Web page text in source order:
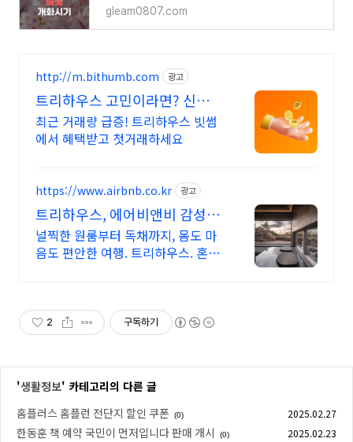
gleam0807.com
http://m.bithumb.com 광고
트리하우스 고민이라면? 신규
가입 시 5만원 혜택
최근 거래량 급증! 트리하우스 빗썸
에서 혜택받고 첫거래하세요
https://www.airbnb.co.kr 광고
트리하우스, 에어비앤비 감성 제
주 스테이
널찍한 원룸부터 독채까지, 몸도 마
음도 편안한 여행. 트리하우스. 혼자
2 구독하기
'생활정보' 카테고리의 다른 글
홈플러스 홈플런 전단지 할인 쿠폰
(0) 2025.02.27
한동훈 책 예약 국민이 먼저입니다 판매 개시 (0) 2025.02.23